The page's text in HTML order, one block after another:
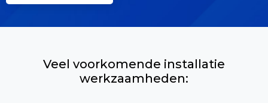
Veel voorkomende installatie
werkzaamheden: